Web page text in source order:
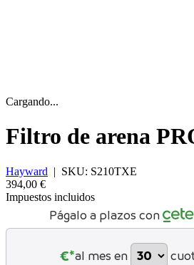
Cargando...
Filtro de arena
Hayward | SKU: S210TXE
394,00 €
Impuestos incluidos
Págalo a plazos con
€*al mes en